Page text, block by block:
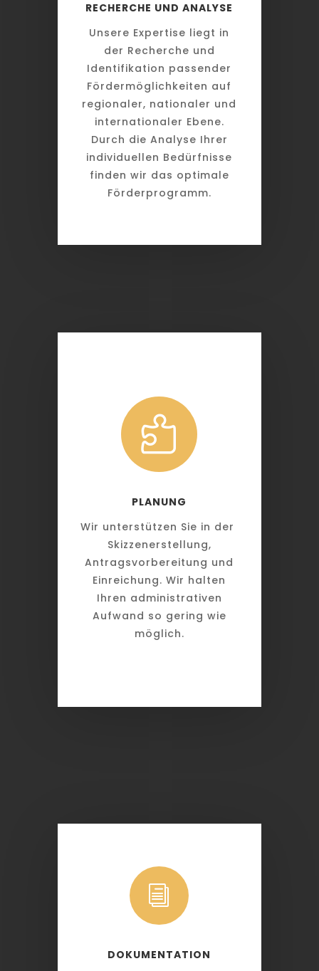
RECHERCHE UND ANALYSE
Unsere Expertise liegt in
der Recherche und
Identifikation passender
Fördermöglichkeiten auf
regionaler, nationaler und
internationaler Ebene.
Durch die Analyse Ihrer
individuellen Bedürfnisse
finden wir das optimale
Förderprogramm.

PLANUNG
Wir unterstützen Sie in der
Skizzenerstellung,
Antragsvorbereitung und
Einreichung. Wir halten
Ihren administrativen
Aufwand so gering wie
möglich.
i
DOKUMENTATION